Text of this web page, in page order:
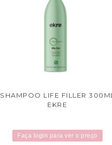
SHAMPOO LIFE FILLER 300ML
EKRE
Faça login para ver o preço